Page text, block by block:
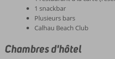
1 snackbar
Plusieurs bars
Calhau Beach Club
Chambres d'hôtel